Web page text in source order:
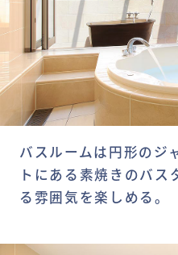
バスルームは円形のジ
トにある素焼きのバス
る雰囲気を楽しめる。